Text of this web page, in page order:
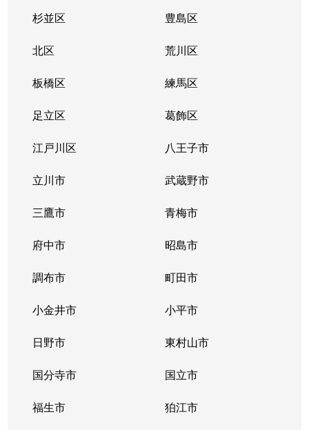
杉並区 豊島区
北区 荒川区
板橋区 練馬区
足立区 葛飾区
江戸川区 八王子市
立川市 武蔵野市
三鷹市 青梅市
府中市 昭島市
調布市 町田市
小金井市 小平市
日野市 東村山市
国分寺市 国立市
福生市 狛江市